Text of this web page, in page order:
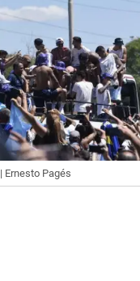
| Ernesto Pagés